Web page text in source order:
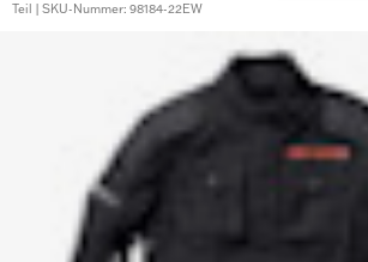
Teil | SKU-Nummer: 98184-22EW